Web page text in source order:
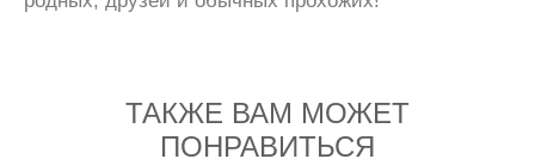
ТАКЖЕ ВАМ МОЖЕТ
ПОНРАВИТЬСЯ